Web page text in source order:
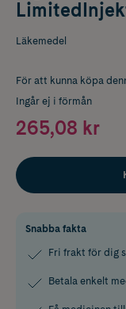
Läkemedel
För att kunna köpa
Ingår ej i förmån
265,08 kr
Snabba fakta
Fri frakt för dig
Betala enkelt